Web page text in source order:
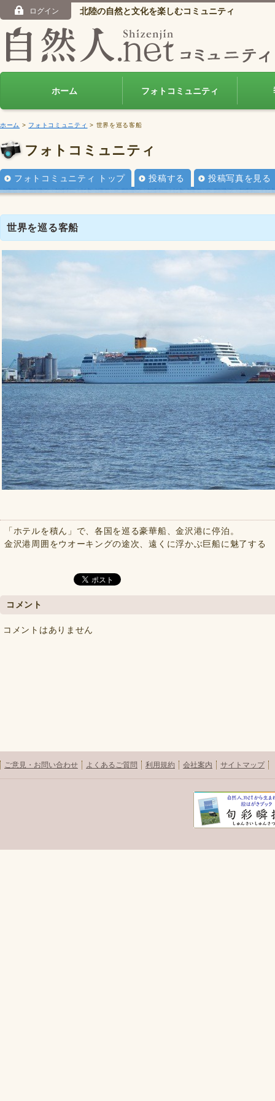
ログイン 北陸の自然と文化を楽しむコミュニティ
ホーム フォトコミュニティ
ホーム > フォトコミュニティ > 世界を巡る客船
フォトコミュニティ
フォトコミュニティ トップ 投稿する 投稿写真を見る
世界を巡る客船
「ホテルを積ん」で、各国を巡る豪華船、金沢港に停泊。
金沢港周囲をウオーキングの途次、遠くに浮かぶ巨船に魅了する
コメント
コメントはありません
ご意見・お問い合わせ よくあるご質問 利用規約 会社案内 サイトマップ